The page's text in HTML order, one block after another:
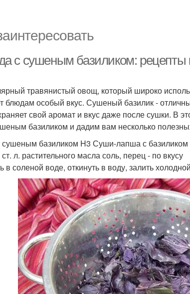
с сушеным базиликом: рецепты
травянистый овощ, который широко
блюдам особый вкус. Сушеный базилик -
свой аромат и вкус даже после сушки. В
базиликом и дадим вам несколько
базиликом H3 Суши-лапша с базиликом
л. растительного масла соль, перец - по вкусу
в соленой воде, откинуть в воду, залить